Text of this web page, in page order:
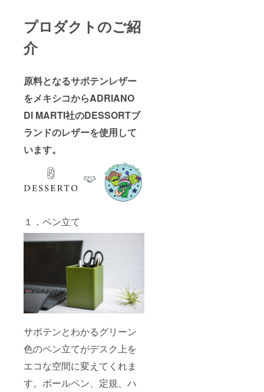
プロダクトのご紹
介
原料となるサボテンレザー
をメキシコからADRIANO
DI MARTI社のDESSORTブ
ランドのレザーを使用して
います。
１．ペン立て
サボテンとわかるグリーン
色のペン立てがデスク上を
エコな空間に変えてくれま
す。ボールペン、定規、ハ